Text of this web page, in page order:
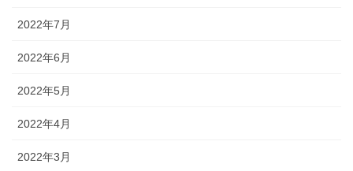
2022年7月
2022年6月
2022年5月
2022年4月
2022年3月